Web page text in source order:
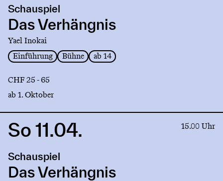
Das
Verhängnis
Schauspiel
Das Verhängnis
Yael Inokai
Einführung
Bühne ab 14
CHF 25 - 65
ab 1. Oktober
Link
Das
Verhängnis
So 11.04. 15.00 Uhr
Schauspiel
Das Verhängnis